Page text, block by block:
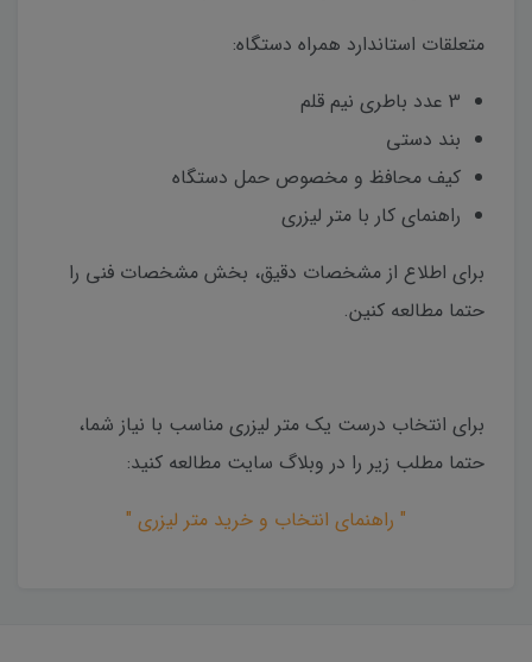
متعلقات استاندارد همراه دستگاه:
3 عدد باطری نیم قلم
بند دستی
کیف محافظ و مخصوص حمل دستگاه
راهنمای کار با متر لیزری
برای اطلاع از مشخصات دقیق، بخش مشخصات فنی را
حتما مطالعه کنین.
برای انتخاب درست یک متر لیزری مناسب با نیاز شما،
حتما مطلب زیر را در وبلاگ سایت مطالعه کنید:
" راهنمای انتخاب و خرید متر لیزری "